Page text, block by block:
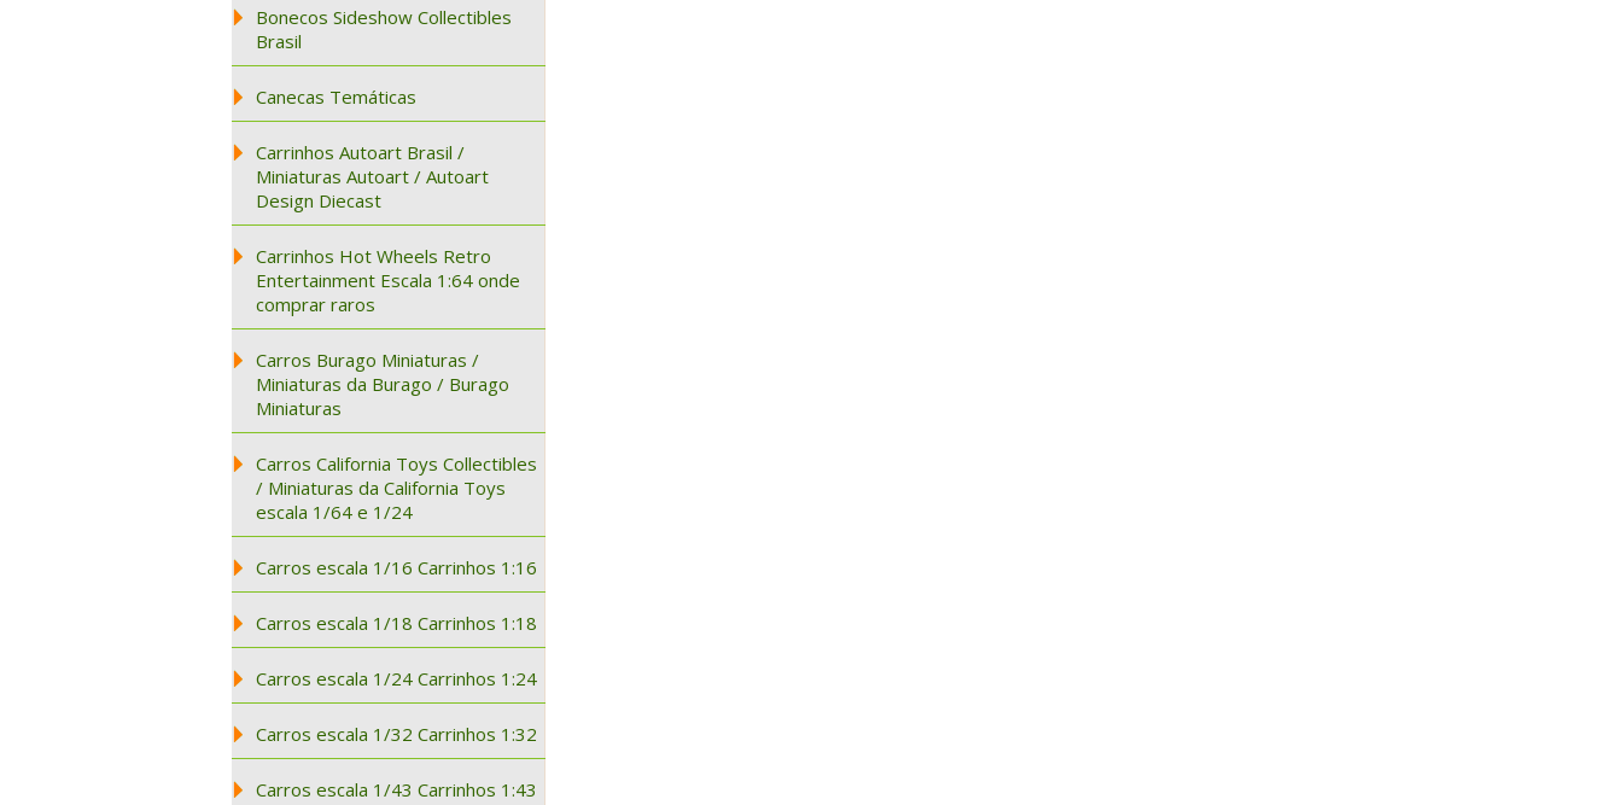
Bonecos Sideshow Collectibles
Brasil
Canecas Temáticas
Carrinhos Autoart Brasil /
Miniaturas Autoart / Autoart
Design Diecast
Carrinhos Hot Wheels Retro
Entertainment Escala 1:64 onde
comprar raros
Carros Burago Miniaturas /
Miniaturas da Burago / Burago
Miniaturas
Carros California Toys Collectibles
/ Miniaturas da California Toys
escala 1/64 e 1/24
Carros escala 1/16 Carrinhos 1:16
Carros escala 1/18 Carrinhos 1:18
Carros escala 1/24 Carrinhos 1:24
Carros escala 1/32 Carrinhos 1:32
Carros escala 1/43 Carrinhos 1:43